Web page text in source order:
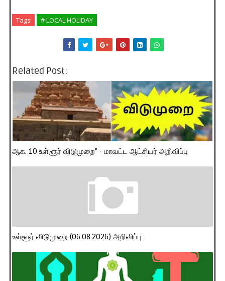
Tags # LOCAL HOLIDAY
Related Post:
ஆக. 10 உள்ளூர் விடுமுறை" - மாவட்ட ஆட்சியர் அறிவிப்பு
உள்ளூர் விடுமுறை (06.08.2026) அறிவிப்பு